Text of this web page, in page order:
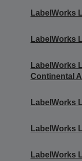
LabelWorks
LabelWorks
LabelWorks
Continental
LabelWorks
LabelWorks
LabelWorks